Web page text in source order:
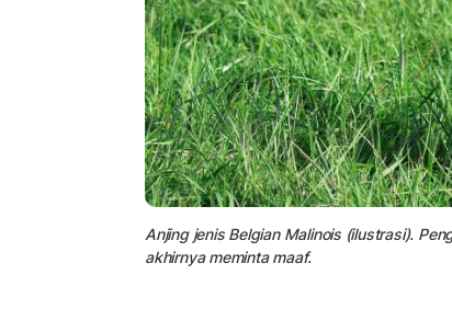
Anjing jenis Belgian Malinois (ilustrasi).
akhirnya meminta maaf.